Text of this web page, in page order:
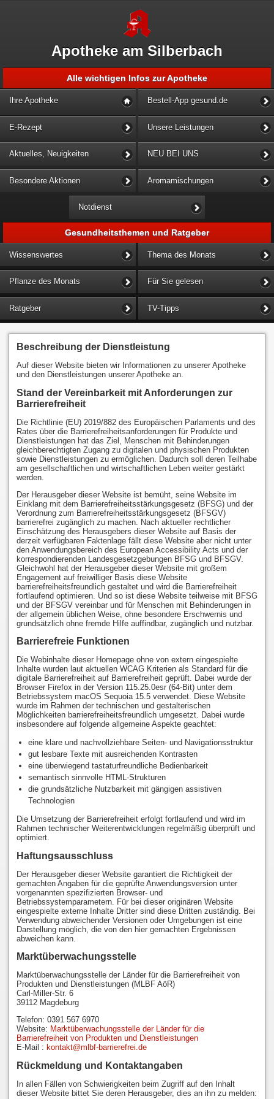
Apotheke am Silberbach
Alle wichtigen Infos zur Apotheke
Ihre Apotheke Bestell-App gesund.de
E-Rezept Unsere Leistungen
Aktuelles, Neuigkeiten NEU BEI UNS
Besondere Aktionen Aromamischungen
Notdienst
Gesundheitsthemen und Ratgeber
Wissenswertes Thema des Monats
Pflanze des Monats Für Sie gelesen
Ratgeber TV-Tipps
Beschreibung der Dienstleistung
Auf dieser Website bieten wir Informationen zu unserer Apotheke
und den Dienstleistungen unserer Apotheke an.
Stand der Vereinbarkeit mit Anforderungen zur
Barrierefreiheit
Die Richtlinie (EU) 2019/882 des Europäischen Parlaments und des
Rates über die Barrierefreiheitsanforderungen für Produkte und
Dienstleistungen hat das Ziel, Menschen mit Behinderungen
gleichberechtigten Zugang zu digitalen und physischen Produkten
sowie Dienstleistungen zu ermöglichen. Dadurch soll deren Teilhabe
am gesellschaftlichen und wirtschaftlichen Leben weiter gestärkt
werden.
Der Herausgeber dieser Website ist bemüht, seine Website im
Einklang mit dem Barrierefreiheitsstärkungsgesetz (BFSG) und der
Verordnung zum Barrierefreiheitsstärkungsgesetz (BFSGV)
barrierefrei zugänglich zu machen. Nach aktueller rechtlicher
Einschätzung des Herausgebers dieser Website auf Basis der
derzeit verfügbaren Faktenlage fällt diese Website aber nicht unter
den Anwendungsbereich des European Accessibility Acts und der
korrespondierenden Landesgesetzgebungen BFSG und BFSGV.
Gleichwohl hat der Herausgeber dieser Website mit großem
Engagement auf freiwilliger Basis diese Website
barrierefreiheitsfreundlich gestaltet und wird die Barrierefreiheit
fortlaufend optimieren. Und so ist diese Website teilweise mit BFSG
und der BFSGV vereinbar und für Menschen mit Behinderungen in
der allgemein üblichen Weise, ohne besondere Erschwernis und
grundsätzlich ohne fremde Hilfe auffindbar, zugänglich und nutzbar.
Barrierefreie Funktionen
Die Webinhalte dieser Homepage ohne von extern eingespielte
Inhalte wurden laut aktuellen WCAG Kriterien als Standard für die
digitale Barrierefreiheit auf Barrierefreiheit geprüft. Dabei wurde der
Browser Firefox in der Version 115.25.0esr (64-Bit) unter dem
Betriebssystem macOS Sequoia 15.5 verwendet. Diese Website
wurde im Rahmen der technischen und gestalterischen
Möglichkeiten barrierefreiheitsfreundlich umgesetzt. Dabei wurde
insbesondere auf folgende allgemeine Aspekte geachtet:
eine klare und nachvollziehbare Seiten- und Navigationsstruktur
gut lesbare Texte mit ausreichenden Kontrasten
eine überwiegend tastaturfreundliche Bedienbarkeit
semantisch sinnvolle HTML-Strukturen
die grundsätzliche Nutzbarkeit mit gängigen assistiven
Technologien
Die Umsetzung der Barrierefreiheit erfolgt fortlaufend und wird im
Rahmen technischer Weiterentwicklungen regelmäßig überprüft und
optimiert.
Haftungsausschluss
Der Herausgeber dieser Website garantiert die Richtigkeit der
gemachten Angaben für die geprüfte Anwendungsversion unter
vorgenannten spezifizierten Browser- und
Betriebssystemparametern. Für bei dieser originären Website
eingespielte externe Inhalte Dritter sind diese Dritten zuständig. Bei
Verwendung abweichender Versionen oder Umgebungen ist eine
Darstellung möglich, die von den hier gemachten Ergebnissen
abweichen kann.
Marktüberwachungsstelle
Marktüberwachungsstelle der Länder für die Barrierefreiheit von
Produkten und Dienstleistungen (MLBF AöR)
Carl-Miller-Str. 6
39112 Magdeburg
Telefon: 0391 567 6970
Website: Marktüberwachungsstelle der Länder für die
Barrierefreiheit von Produkten und Dienstleistungen
E-Mail : kontakt@mlbf-barrierefrei.de
Rückmeldung und Kontaktangaben
In allen Fällen von Schwierigkeiten beim Zugriff auf den Inhalt
dieser Website bittet Sie deren Herausgeber, dies an ihn zu melden: